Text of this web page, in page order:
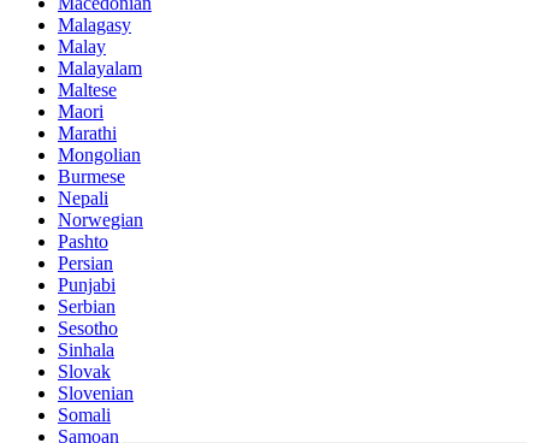
Malagasy
Malay
Malayalam
Maltese
Maori
Marathi
Mongolian
Burmese
Nepali
Norwegian
Pashto
Persian
Punjabi
Serbian
Sesotho
Sinhala
Slovak
Slovenian
Somali
Samoan